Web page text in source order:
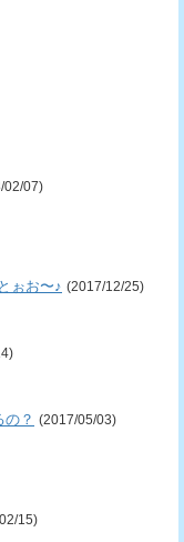
02/07)
ぉお〜♪ (2017/12/25)
？ (2017/05/03)
15)